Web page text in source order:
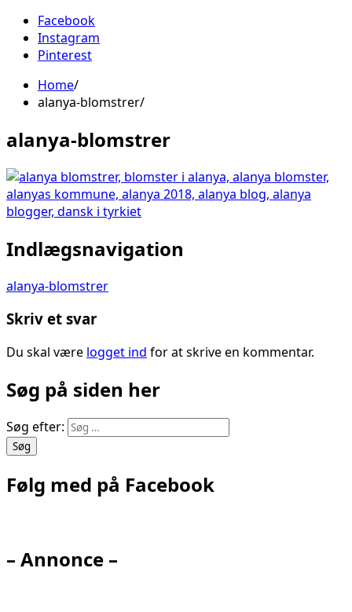
Facebook
Instagram
Pinterest
Home
alanya-blomstrer
alanya-blomstrer
Indlægsnavigation
alanya-blomstrer
Skriv et svar
Du skal være logget ind for at skrive en kommentar.
Søg på siden her
Søg efter:
Følg med på Facebook
– Annonce –